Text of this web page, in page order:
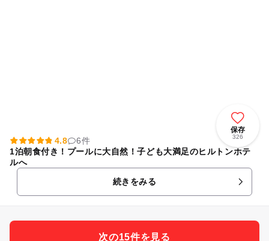
保存
326
4.8
6件
1泊朝食付き！プールに大自然！子ども大満足のヒルトンホテ
ルへ
続きをみる
次の15件を見る